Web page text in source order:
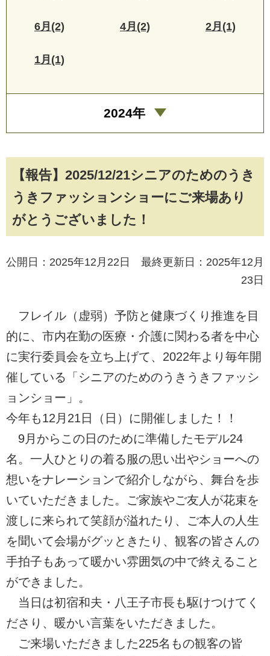
【報告】2025/12/21シニアのためのうき
うきファッションショーにご来場あり
がとうございました！
公開日：2025年12月22日 最終更新日：2025年12月
23日
フレイル（虚弱）予防と健康づくり推進を目
的に、市内在勤の医療・介護に関わる者を中心
に実行委員会を立ち上げて、2022年より毎年開
催している「シニアのためのうきうきファッシ
ョンショー」。
今年も12月21日（日）に開催しました！！
9月からこの日のために準備したモデル24
名。一人ひとりの着る服の思い出やショーへの
想いをナレーションで紹介しながら、舞台を歩
いていただきました。ご家族やご友人が花束を
渡しに来られて笑顔が溢れたり、ご本人の人生
を聞いて会場がグッときたり、観客の皆さんの
手拍子もあって暖かい雰囲気の中で終えること
ができました。
当日は初宿和夫・八王子市長も駆けつけてく
ださり、暖かい言葉をいただきました。
ご来場いただきました225名もの観客の皆
6月(2) 4月(2) 2月(1)
1月(1)
2024年